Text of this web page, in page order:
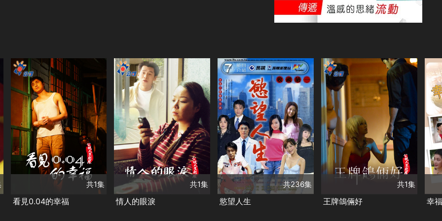
共1集
演員
王少偉
張靜文
高伊玲
羅北安
林美秀
李啟銘
黃健瑋
孔昱嘉
綠茶
柯雅馨
陳宣婷 瑋薇
單元劇集共1集
看見0.04的幸福
共1集
演員
程秀瑛
呂羿慧
張毓晨
徐愛心
沈瑞騰
沈世朋
洪其德
胡治潮
類別
台灣好戲
單元劇集
公視劇展
共1集
情人的眼淚
共236集
演員
方文琳
倪齊民
黃維德
韓瑜
黃膺勳
梁又南
崔浩然
劉秀雯
檢場
李佩怡
類別
台灣好戲 民視好戲共236集
慾望人生
共1集
演員
紀亞文
周厚安
陸奕靜
廖苡喬
類別
台灣好戲 單元劇集共1集
王牌鴿倆好
演
楊
陳
林
游
張
類
幸